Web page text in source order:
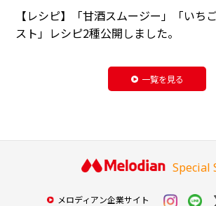
【レシピ】「甘酒スムージー」「いち
スト」レシピ2種公開しました。
一覧を見る
Special
メロディアン企業サイト